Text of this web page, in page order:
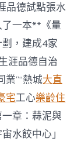
品德試點張水
一本**《量
，建成4家
涯品德自治
”“熱城大直
宅工心樂齡住
章：蒜泥與
水餃中心」